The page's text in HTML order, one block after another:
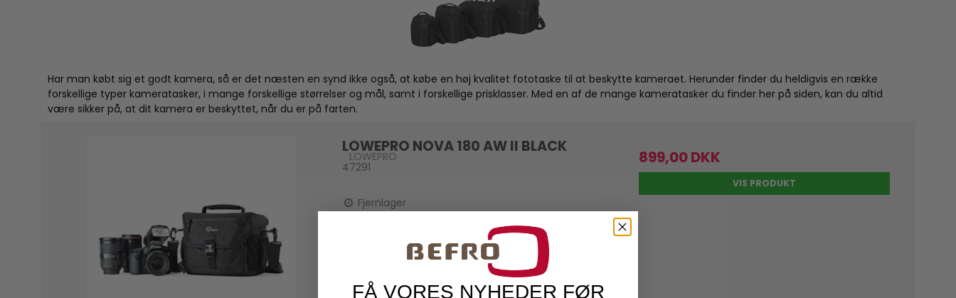
Har man købt sig et godt kamera, så er det næsten en synd ikke også, at købe en høj kvalitet fototaske til at beskytte kameraet. Herunder finder du heldigvis en række
forskellige typer kameratasker, i mange forskellige størrelser og mål, samt i forskellige prisklasser. Med en af de mange kameratasker du finder her på siden, kan du altid
være sikker på, at dit kamera er beskyttet, når du er på farten.
LOWEPRO NOVA 180 AW II BLACK
LOWEPRO
47291
Fjernlager
899,00 DKK
VIS PRODUKT
FÅ VORES NYHEDER FØR